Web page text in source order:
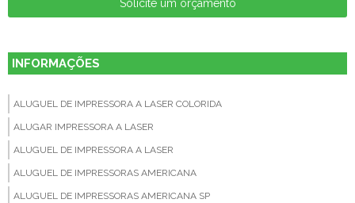
Solicite um orçamento
INFORMAÇÕES
ALUGUEL DE IMPRESSORA A LASER COLORIDA
ALUGAR IMPRESSORA A LASER
ALUGUEL DE IMPRESSORA A LASER
ALUGUEL DE IMPRESSORAS AMERICANA
ALUGUEL DE IMPRESSORAS AMERICANA SP